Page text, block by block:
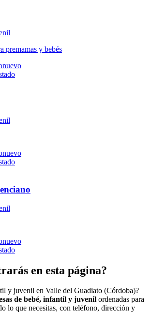
premamas y bebés
en esta página?
y juvenil en Valle del Guadiato (Córdoba)?
de bebé, infantil y juvenil ordenadas para
lo que necesitas, con teléfono, dirección y